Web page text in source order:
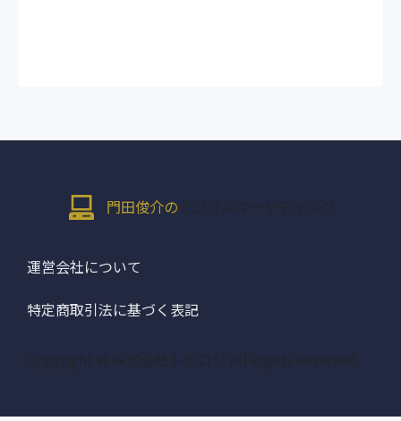
門田俊介の デジタルマーケティング
運営会社について
特定商取引法に基づく表記
Copyright © 株式会社トポロジ All Rights Reserved.